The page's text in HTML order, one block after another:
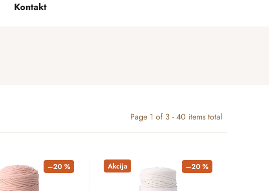
Kontakt
Page 1 of 3 -40 items total
–20 % Akcija –20 %